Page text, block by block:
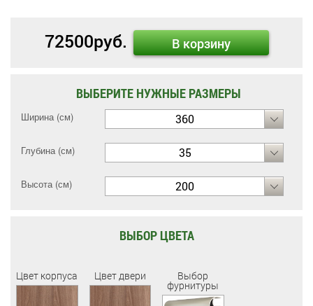
72500руб. В корзину
ВЫБЕРИТЕ НУЖНЫЕ РАЗМЕРЫ
Ширина (см) 360
Глубина (см) 35
Высота (см) 200
ВЫБОР ЦВЕТА
Цвет корпуса Цвет двери Выбор
фурнитуры